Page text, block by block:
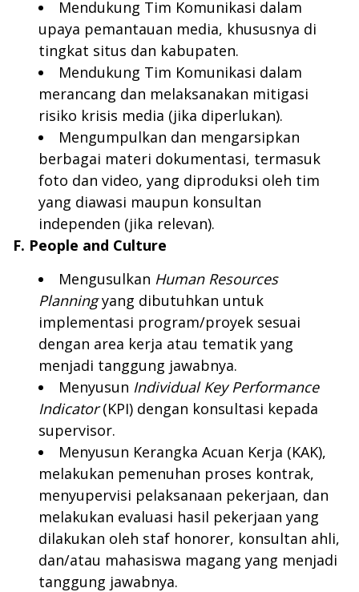
Mendukung Tim Komunikasi dalam
upaya pemantauan media, khususnya di
tingkat situs dan kabupaten.
Mendukung Tim Komunikasi dalam
merancang dan melaksanakan mitigasi
risiko krisis media (jika diperlukan).
Mengumpulkan dan mengarsipkan
berbagai materi dokumentasi, termasuk
foto dan video, yang diproduksi oleh tim
yang diawasi maupun konsultan
independen (jika relevan).
F. People and Culture
Mengusulkan Human Resources
Planningyang dibutuhkan untuk
implementasi program/proyek sesuai
dengan area kerja atau tematik yang
menjadi tanggung jawabnya.
Menyusun Individual Key Performance
Indicator(KPI) dengan konsultasi kepada
supervisor.
Menyusun Kerangka Acuan Kerja (KAK),
melakukan pemenuhan proses kontrak,
menyupervisi pelaksanaan pekerjaan, dan
melakukan evaluasi hasil pekerjaan yang
dilakukan oleh staf honorer, konsultan ahli,
dan/atau mahasiswa magang yang menjadi
tanggung jawabnya.